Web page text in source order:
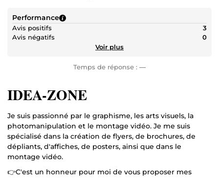
Performance
Avis positifs
3
Avis négatifs
0
Voir plus
Temps de réponse : —
IDEA-ZONE
Je suis passionné par le graphisme, les arts visuels, la
photomanipulation et le montage vidéo. Je me suis
spécialisé dans la création de flyers, de brochures, de
dépliants, d'affiches, de posters, ainsi que dans le
montage vidéo.
👉C'est un honneur pour moi de vous proposer mes